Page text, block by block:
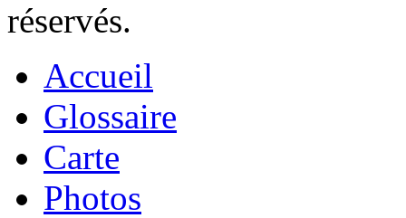
réservés.
Accueil
Glossaire
Carte
Photos